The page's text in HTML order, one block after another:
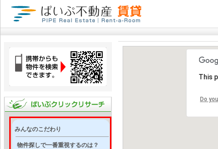
みんなのこだわり
物件探しで一番重視するのは？
This
Do